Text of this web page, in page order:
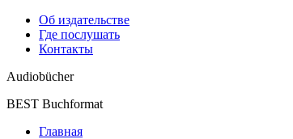
Об издательстве
Где послушать
Контакты
Audiobücher
BEST Buchformat
Главная